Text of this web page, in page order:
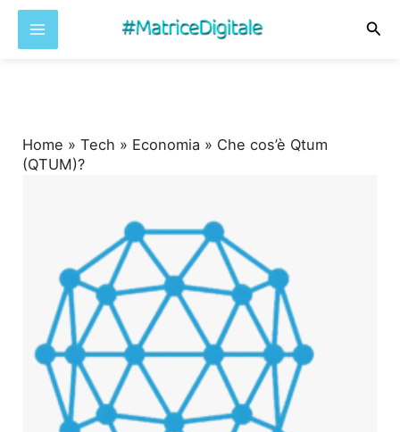
Home »Tech » Economia » Che cos’è Qtum
(QTUM)?